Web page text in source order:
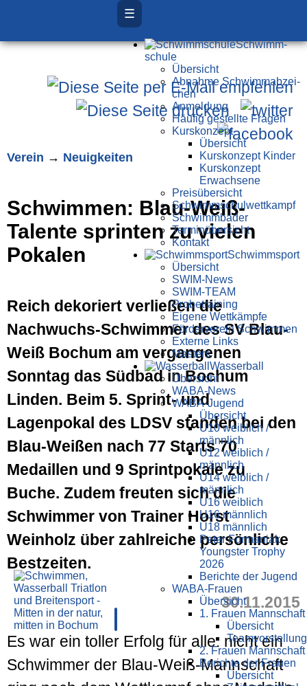
☰
Schwimm­
schule
Übersicht
Ab­nah­me Schwimm­ab­zei­
chen
Anmeldung
Häufig gestellte Fragen
Kurs­konzept
Übersicht
Kurskonzept Kinder
Kurskonzept
Erwachsene
Preis­über­sicht
Schwimm­schul­wett­kampf
Schwimm­bäder
Terminübersicht
Kontakt
Schwimm­sport
Übersicht
SWIM-News
SWIM-TEAM
Probe­training
Eigene Wettkämpfe
Förderverein Schwimmen
Externe Links
Masters
Wasser­ball
Übersicht
WABA-News
WABA-Jugend
Übersicht
U10 weiblich /
männlich
U12 weiblich /
männlich
U14 weiblich /
männlich
U16 weiblich
U16 männlich
U18 männlich
Peter Furmaniak
Youngster Trophy
2026
Berichte der Jugend
WABA-Frauen
Übersicht
1. Frauen Mannschaft
Übersicht
Teamvorstellung
2. Frauen Mannschaft
Berichte der Frauen
Übersicht
Verein → Neuigkeiten
Schwimmen: Blau-Weiß-
Talente sprinten zu vielen
Pokalen
Reich dekoriert verließen die
Nachwuchs-Schwimmer des SV Blau-
Weiß Bochum am vergangenen
Sonntag das Südbad in Bochum
Linden. Beim 5. Sprint- und
Lagenpokal des LDSV standen bei den
Blau-Weißen nach 77 Starts 70
Medaillen und 9 Sprintpokale zu
Buche. Zudem freuten sich die
Schwimmer von Trainer Horst
Weinholz über zahlreiche persönliche
Bestzeiten.
30.11.2015
Es war ein toller Erfolg für alle: nicht ein
Schwimmer der Blau-Weiß-Mannschaft